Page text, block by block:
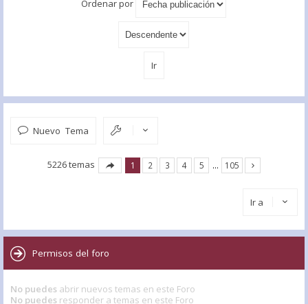
Ordenar por
Nuevo Tema
5226 temas 1 2 3 4 5 … 105
Ir a
Permisos del foro
No puedes abrir nuevos temas en este Foro
No puedes responder a temas en este Foro